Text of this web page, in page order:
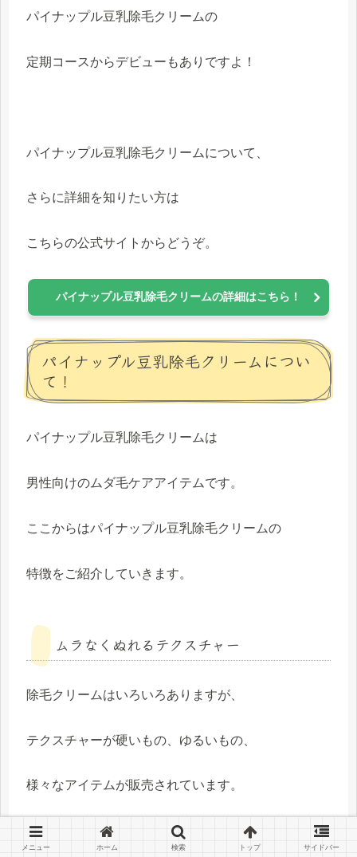
パイナップル豆乳除毛クリームの
定期コースからデビューもありですよ！
パイナップル豆乳除毛クリームについて、
さらに詳細を知りたい方は
こちらの公式サイトからどうぞ。
パイナップル豆乳除毛クリームの詳細はこちら！
パイナップル豆乳除毛クリームについ
て！
パイナップル豆乳除毛クリームは
男性向けのムダ毛ケアアイテムです。
ここからはパイナップル豆乳除毛クリームの
特徴をご紹介していきます。
ムラなくぬれるテクスチャー
除毛クリームはいろいろありますが、
テクスチャーが硬いもの、ゆるいもの、
様々なアイテムが販売されています。
メニュー ホーム 検索 トップ サイドバー